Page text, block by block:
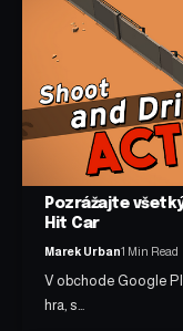
Pozrážajte
Hit Car
Marek Urban1 Min Read
V obchode Google
hra, s…